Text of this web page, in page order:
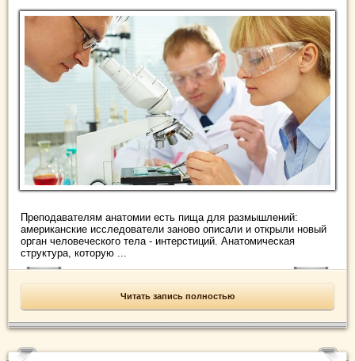
Преподавателям анатомии есть пища для размышлений:
американские исследователи заново описали и открыли новый
орган человеческого тела - интерстиций. Анатомическая
структура, которую ...
Читать запись полностью